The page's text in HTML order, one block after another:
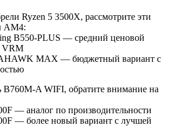
Ryzen 5 3500X, рассмотрите эти
AM4:
B550-PLUS — средний ценовой
VRM
MAX — бюджетный вариант с
B760M-A WIFI, обратите внимание на
— аналог по производительности
— более новый вариант с лучшей